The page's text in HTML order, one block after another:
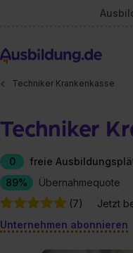
Techniker Krankenkasse
Techniker
0
freie
89%
Übernahmequote
(7)
Jetzt
Unternehmen abonnieren